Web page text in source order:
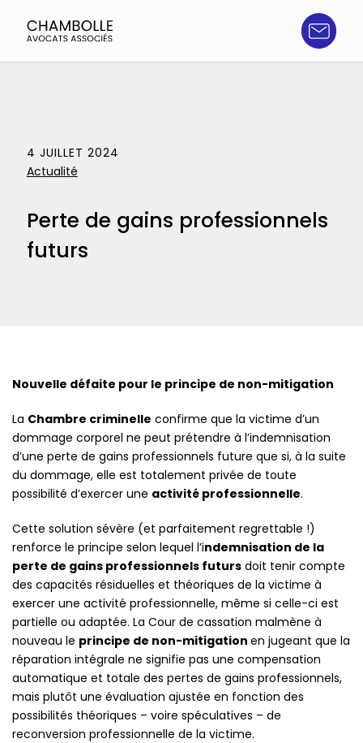
contenu
Avocats
Accidents
Agressions
×
4 JUILLET 2024
Actualité
Perte de gains professionnels
futurs
Nouvelle défaite pour le principe de non-mitigation
La Chambre criminelle confirme que la victime d’un
dommage corporel ne peut prétendre à l’indemnisation
d’une perte de gains professionnels future que si, à la suite
du dommage, elle est totalement privée de toute
possibilité d’exercer une activité professionnelle.
Cette solution sévère (et parfaitement regrettable !)
renforce le principe selon lequel l’indemnisation de la
perte de gains professionnels futurs doit tenir compte
des capacités résiduelles et théoriques de la victime à
exercer une activité professionnelle, même si celle-ci est
partielle ou adaptée. La Cour de cassation malmène à
nouveau le principe de non-mitigation en jugeant que la
réparation intégrale ne signifie pas une compensation
automatique et totale des pertes de gains professionnels,
mais plutôt une évaluation ajustée en fonction des
possibilités théoriques – voire spéculatives – de
reconversion professionnelle de la victime.